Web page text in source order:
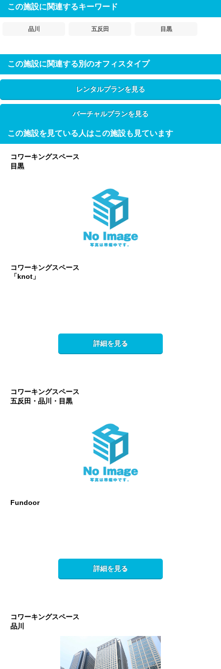
この施設に関連するキーワード
品川 五反田 目黒
この施設に関連する別のオフィスタイプ
レンタルプランを見る
バーチャルプランを見る
この施設を見ている人はこの施設も見ています
コワーキングスペース
目黒
コワーキングスペース
「knot」
詳細を見る
コワーキングスペース
五反田・品川・目黒
Fundoor
詳細を見る
コワーキングスペース
品川